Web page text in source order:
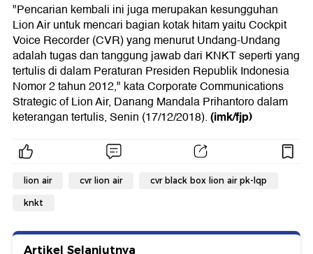
"Pencarian kembali ini juga merupakan kesungguhan
Lion Air untuk mencari bagian kotak hitam yaitu Cockpit
Voice Recorder (CVR) yang menurut Undang-Undang
adalah tugas dan tanggung jawab dari KNKT seperti yang
tertulis di dalam Peraturan Presiden Republik Indonesia
Nomor 2 tahun 2012," kata Corporate Communications
Strategic of Lion Air, Danang Mandala Prihantoro dalam
keterangan tertulis, Senin (17/12/2018).(imk/fjp)
lion air cvr lion air cvr black box lion air pk-lqp
knkt
Artikel Selanjutnya